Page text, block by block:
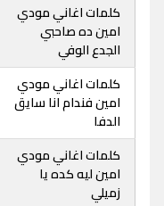
كلمات اغاني مودي
امين ده صاحبي
الجدع الوفي
كلمات اغاني مودي
امين فندام انا سايق
الدفا
كلمات اغاني مودي
امين ليه كده يا
زميلي